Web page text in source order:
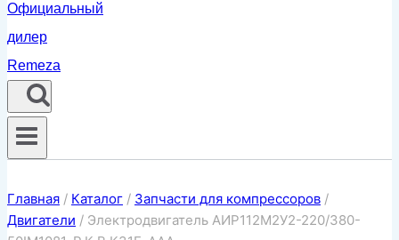
Главная / Каталог / Запчасти для компрессоров /
Двигатели / Электродвигатель АИР112М2У2-220/380-